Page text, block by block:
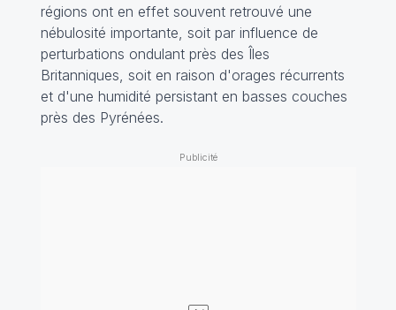
régions ont en effet souvent retrouvé une
nébulosité importante, soit par influence de
perturbations ondulant près des Îles
Britanniques, soit en raison d'orages récurrents
et d'une humidité persistant en basses couches
près des Pyrénées.